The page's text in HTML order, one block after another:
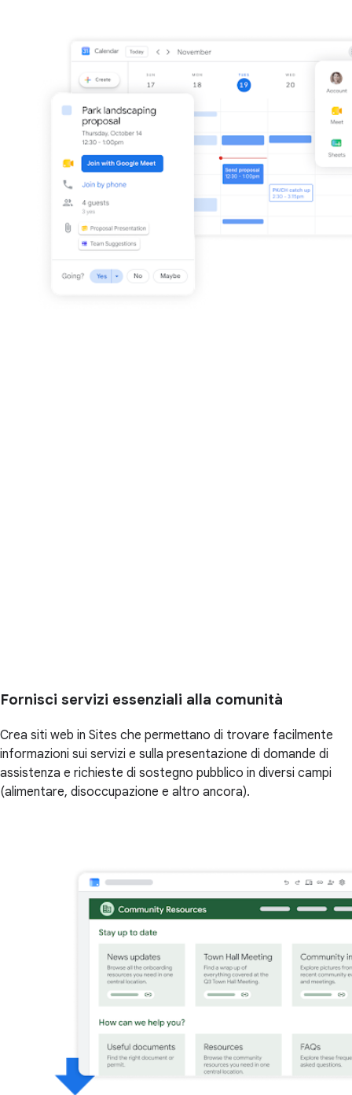
Fornisci servizi essenziali alla comunità
Crea siti web in Sites che permettano di trovare facilmente
informazioni sui servizi e sulla presentazione di domande di
assistenza e richieste di sostegno pubblico in diversi campi
(alimentare, disoccupazione e altro ancora).